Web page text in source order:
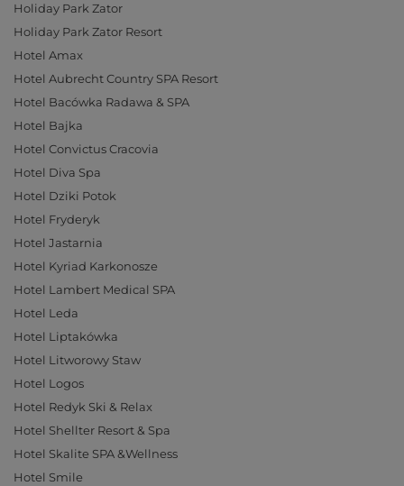
Holiday Park Zator
Holiday Park Zator Resort
Hotel Amax
Hotel Aubrecht Country SPA Resort
Hotel Bacówka Radawa & SPA
Hotel Bajka
Hotel Convictus Cracovia
Hotel Diva Spa
Hotel Dziki Potok
Hotel Fryderyk
Hotel Jastarnia
Hotel Kyriad Karkonosze
Hotel Lambert Medical SPA
Hotel Leda
Hotel Liptakówka
Hotel Litworowy Staw
Hotel Logos
Hotel Redyk Ski & Relax
Hotel Shellter Resort & Spa
Hotel Skalite SPA &Wellness
Hotel Smile